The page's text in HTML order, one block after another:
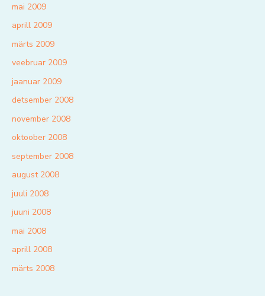
mai 2009
aprill 2009
märts 2009
veebruar 2009
jaanuar 2009
detsember 2008
november 2008
oktoober 2008
september 2008
august 2008
juuli 2008
juuni 2008
mai 2008
aprill 2008
märts 2008